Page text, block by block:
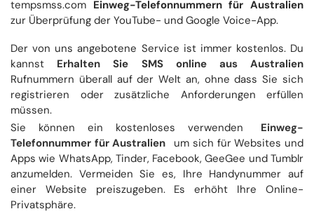
tempsmss.com Einweg-Telefonnummern für Australien
zur Überprüfung der YouTube- und Google Voice-App.
Der von uns angebotene Service ist immer kostenlos. Du
kannst Erhalten Sie SMS online aus Australien
Rufnummern überall auf der Welt an, ohne dass Sie sich
registrieren oder zusätzliche Anforderungen erfüllen
müssen.
Sie können ein kostenloses verwenden
Einweg-
Telefonnummer für Australien
um sich für Websites und
Apps wie WhatsApp, Tinder, Facebook, GeeGee und Tumblr
anzumelden. Vermeiden Sie es, Ihre Handynummer auf
einer Website preiszugeben. Es erhöht Ihre Online-
Privatsphäre.